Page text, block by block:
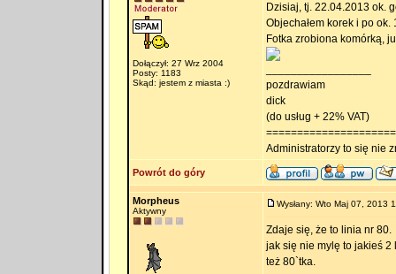
Dołączył: 27 Wrz 2004
Posty: 1183
Skąd: jestem z miasta :)
Dzisiaj, tj. 22.04.2013 ok.
Objechałem korek i po ok.
Fotka zrobiona komórką,
pozdrawiam
dick
(do usług + 22% VAT)
Administratorzy to się nie
Powrót do góry
Morpheus
Aktywny
Wysłany: Wto Maj 07, 2013
Zdaje się, że to linia nr 80.
jak się nie mylę to jakieś 2
też 80`tka.